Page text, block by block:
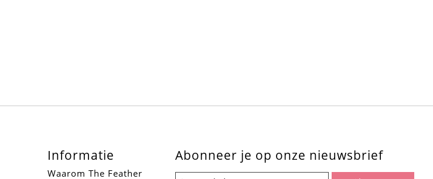
Informatie
Waarom The Feather
Abonneer je op onze nieuwsbrief